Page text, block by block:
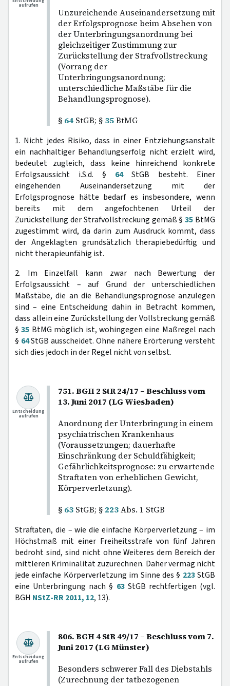
Unzureichende Auseinandersetzung mit
der Erfolgsprognose beim Absehen von
der Unterbringungsanordnung bei
gleichzeitiger Zustimmung zur
Zurückstellung der Strafvollstreckung
(Vorrang der
Unterbringungsanordnung;
unterschiedliche Maßstäbe für die
Behandlungsprognose).
§ 64 StGB; § 35BtMG
aufrufen
1. Nicht jedes Risiko, dass in einer Entziehungsanstalt
ein nachhaltiger Behandlungserfolg nicht erzielt wird,
bedeutet zugleich, dass keine hinreichend konkrete
Erfolgsaussicht i.S.d. § 64StGB besteht. Einer
eingehenden Auseinandersetzung mit der
Erfolgsprognose hätte bedarf es insbesondere, wenn
bereits mit dem angefochtenen Urteil der
Zurückstellung der Strafvollstreckung gemäß §35 BtMG
zugestimmt wird, da darin zum Ausdruck kommt, dass
der Angeklagten grundsätzlich therapiebedürftig und
nicht therapieunfähig ist.
2. Im Einzelfall kann zwar nach Bewertung der
Erfolgsaussicht – auf Grund der unterschiedlichen
Maßstäbe, die an die Behandlungsprognose anzulegen
sind – eine Entscheidung dahin in Betracht kommen,
dass allein eine Zurückstellung der Vollstreckung gemäß
§35 BtMG möglich ist, wohingegen eine Maßregel nach
§ 64StGB ausscheidet. Ohne nähere Erörterung versteht
sich dies jedoch in der Regel nicht von selbst.
751. BGH 2 StR 24/17 – Beschluss vom
13. Juni 2017 (LG Wiesbaden)
Anordnung der Unterbringung in einem
psychiatrischen Krankenhaus
(Voraussetzungen; dauerhafte
Einschränkung der Schuldfähigkeit;
Gefährlichkeitsprognose: zu erwartende
Straftaten von erheblichen Gewicht,
Körperverletzung).
§ 63 StGB; § 223Abs. 1 StGB
Entscheidung
aufrufen
Straftaten, die – wie die einfache Körperverletzung – im
Höchstmaß mit einer Freiheitsstrafe von fünf Jahren
bedroht sind, sind nicht ohne Weiteres dem Bereich der
mittleren Kriminalität zuzurechnen. Daher vermag nicht
jede einfache Körperverletzung im Sinne des § 223StGB
eine Unterbringung nach § 63StGB rechtfertigen (vgl.
BGH NStZ-RR 2011, 12, 13).
806. BGH 4 StR 49/17 – Beschluss vom 7.
Juni 2017 (LG Münster)
Besonders schwerer Fall des Diebstahls
(Zurechnung der tatbezogenen
Entscheidung
aufrufen